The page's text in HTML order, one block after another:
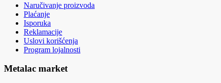
Naručivanje proizvoda
Plaćanje
Isporuka
Reklamacije
Uslovi korišćenja
Program lojalnosti
Metalac market